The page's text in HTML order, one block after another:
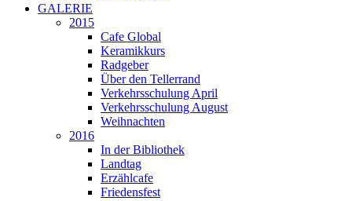
GALERIE
2015
Cafe Global
Keramikkurs
Radgeber
Über den Tellerrand
Verkehrsschulung April
Verkehrsschulung August
Weihnachten
2016
In der Bibliothek
Landtag
Erzählcafe
Friedensfest